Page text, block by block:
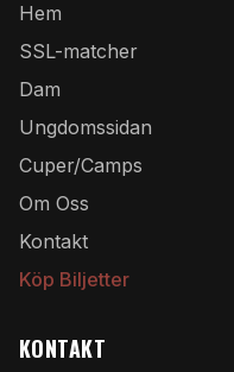
Hem
SSL-matcher
Dam
Ungdomssidan
Cuper/Camps
Om Oss
Kontakt
Köp Biljetter
KONTAKT